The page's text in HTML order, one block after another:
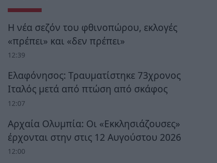
Η νέα σεζόν του φθινοπώρου, εκλογές
«πρέπει» και «δεν πρέπει»
12:39
Ελαφόνησος: Τραυματίστηκε 73χρονος
Ιταλός μετά από πτώση από σκάφος
12:07
Αρχαία Ολυμπία: Οι «Εκκλησιάζουσες»
έρχονται στην στις 12 Αυγούστου 2026
12:00